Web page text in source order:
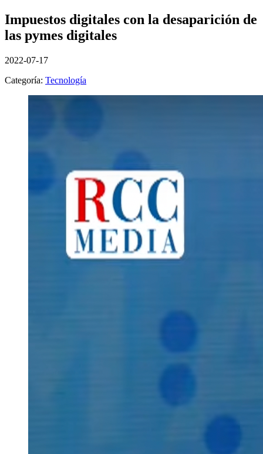
Impuestos digitales con la desaparición de
las pymes digitales
2022-07-17
Categoría: Tecnología